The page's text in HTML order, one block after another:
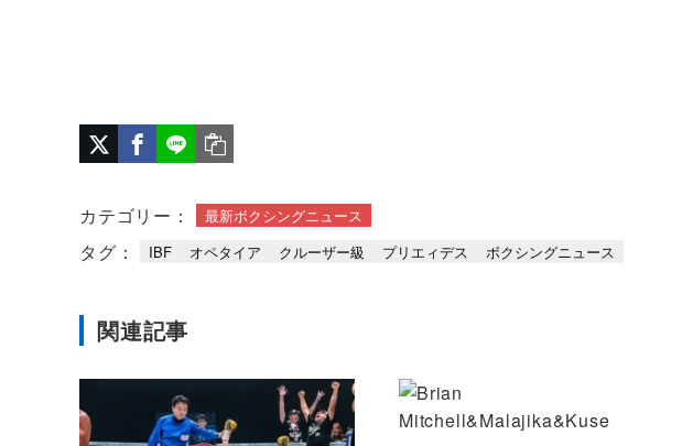
カテゴリー： 最新ボクシングニュース
タグ： IBF オペタイア クルーザー級 プリエィデス ボクシングニュース
関連記事